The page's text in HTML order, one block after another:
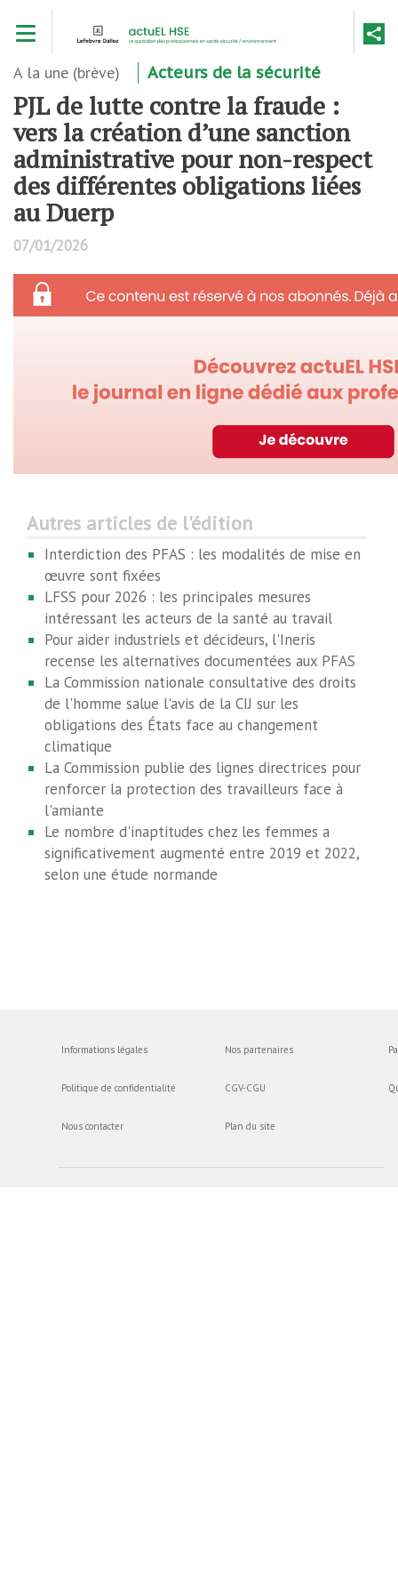
contenu
A la une (brève) Acteurs de la sécurité
PJL de lutte contre la fraude :
vers la création d’une sanction
administrative pour non-respect
des différentes obligations liées
au Duerp
07/01/2026
Autres articles de l'édition
Interdiction des PFAS : les modalités de mise en
œuvre sont fixées
LFSS pour 2026 : les principales mesures
intéressant les acteurs de la santé au travail
Pour aider industriels et décideurs, l'Ineris
recense les alternatives documentées aux PFAS
La Commission nationale consultative des droits
de l'homme salue l'avis de la CIJ sur les
obligations des États face au changement
climatique
La Commission publie des lignes directrices pour
renforcer la protection des travailleurs face à
l'amiante
Le nombre d'inaptitudes chez les femmes a
significativement augmenté entre 2019 et 2022,
selon une étude normande
Informations légales
Politique de confidentialité
Nous contacter
Nos partenaires
CGV-CGU
Plan du site